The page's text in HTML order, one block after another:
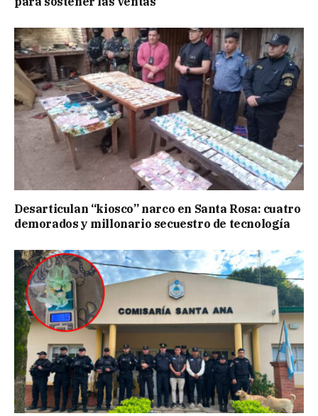
Desarticulan “kiosco” narco en Santa Rosa: cuatro
demorados y millonario secuestro de tecnología